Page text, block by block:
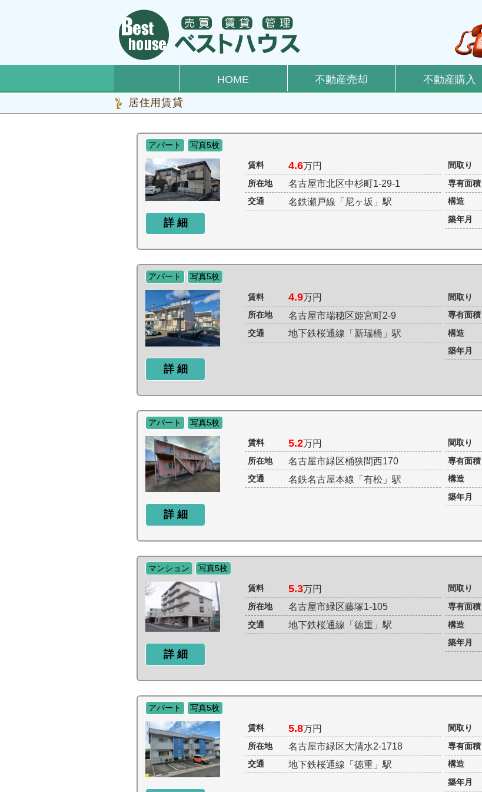
HOME 不動産売却 不動産購入
居住用賃貸
アパート 写真5枚
詳 細
賃料 4.6万円
所在地 名古屋市北区中杉町1-29-1
交通 名鉄瀬戸線「尼ヶ坂」駅
間取り
専有面積
構造
築年月
アパート 写真5枚
詳 細
賃料 4.9万円
所在地 名古屋市瑞穂区姫宮町2-9
交通 地下鉄桜通線「新瑞橋」駅
間取り
専有面積
構造
築年月
アパート 写真5枚
詳 細
賃料 5.2万円
所在地 名古屋市緑区桶狭間西170
交通 名鉄名古屋本線「有松」駅
間取り
専有面積
構造
築年月
マンション 写真5枚
詳 細
賃料 5.3万円
所在地 名古屋市緑区藤塚1-105
交通 地下鉄桜通線「徳重」駅
間取り
専有面積
構造
築年月
アパート 写真5枚
賃料 5.8万円
所在地 名古屋市緑区大清水2-1718
交通 地下鉄桜通線「徳重」駅
間取り
専有面積
構造
築年月